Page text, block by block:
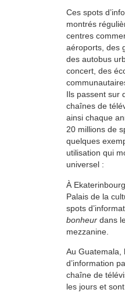
Ces spots
montrés
centres
aéroports, des
des autobus
concert, des
Ils passent sur
chaînes de
ainsi chaque
20 millions de
quelques
utilisation qui
universel :
À
Palais de la
spots
bonheur dans
mezzanine.
Au Guatemala,
d’information
chaîne de
les jours et